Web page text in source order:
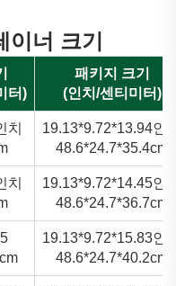
너 크기
터)
패키지 크기
(인치/센티미터)
치
19.13*9.72*13.94인
48.6*24.7*35.4cm
치
19.13*9.72*14.45인
48.6*24.7*36.7cm
19.13*9.72*15.83인
48.6*24.7*40.2cm